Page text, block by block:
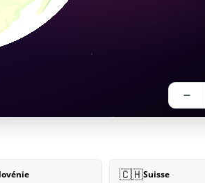
🇨🇭Suisse